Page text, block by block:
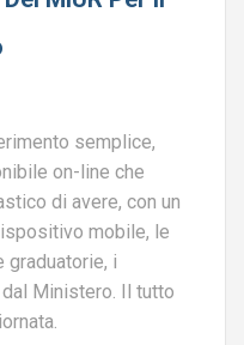
semplice,
on-line che
di avere, con un
mobile, le
graduatorie, i
Ministero. Il tutto